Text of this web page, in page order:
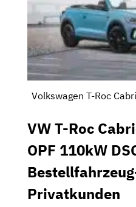
Volkswagen T-Roc
VW T-Roc
OPF 110kW
Privatkunden